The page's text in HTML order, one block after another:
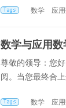
数学 应
数学与应用
尊敬的领导：您
阅。当您最终合
数学 应